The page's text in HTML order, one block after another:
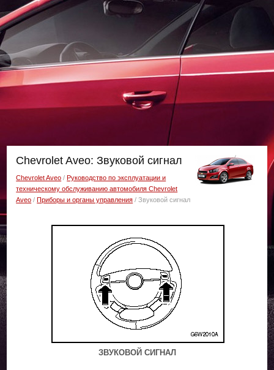
Chevrolet Aveo: Звуковой сигнал
Chevrolet Aveo /Руководство по эксплуатации и
техническому обслуживанию автомобиля Chevrolet
Aveo /Приборы и органы управления / Звуковой сигнал
ЗВУКОВОЙ СИГНАЛ